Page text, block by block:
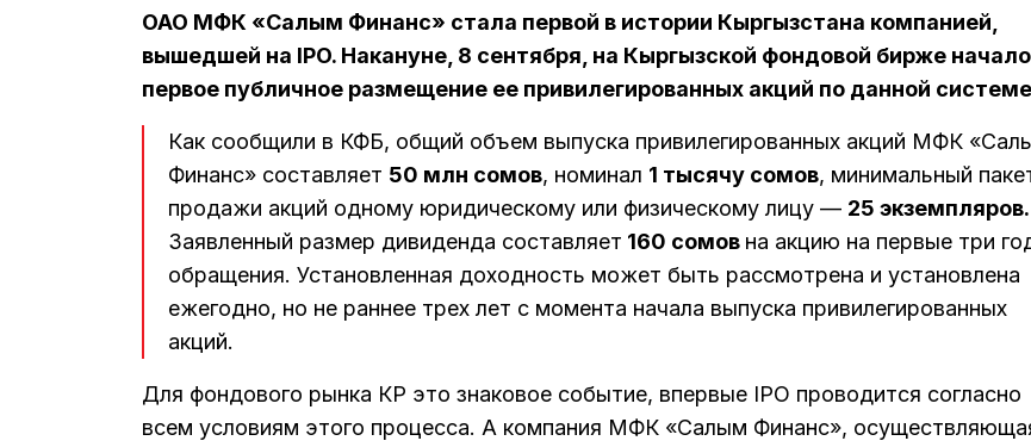
ОАО МФК «Салым Финанс» стала первой в истории Кыргызстана компанией,
вышедшей на IPO. Накануне, 8 сентября, на Кыргызской фондовой бирже
первое публичное размещение ее привилегированных акций по данной
Как сообщили в КФБ, общий объем выпуска привилегированных акций МФК
Финанс» составляет 50 млн сомов, номинал 1 тысячу сомов, минимальный
продажи акций одному юридическому или физическому лицу — 25 экземпляров.
Заявленный размер дивиденда составляет 160 сомов на акцию на первые три
обращения. Установленная доходность может быть рассмотрена и установлена
ежегодно, но не раннее трех лет с момента начала выпуска привилегированных
акций.
Для фондового рынка КР это знаковое событие, впервые IPO проводится согласно
всем условиям этого процесса. А компания МФК «Салым Финанс»,